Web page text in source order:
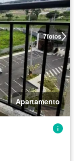
7fotos
Apartamento